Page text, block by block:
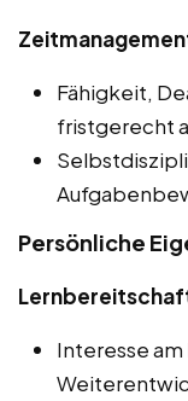
Fähigkeit,
fristgerecht
Persönliche
Interesse